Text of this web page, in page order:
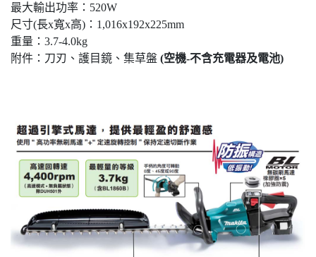
最大輸出功率：520W
尺寸(長x寬x高)：1,016x192x225mm
重量：3.7-4.0kg
附件：刀刃、護目鏡、集草盤 (空機-不含充電器及電池)